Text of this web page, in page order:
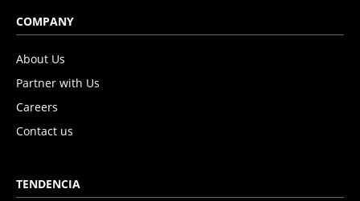
COMPANY
About Us
Partner with Us
Careers
Contact us
TENDENCIA